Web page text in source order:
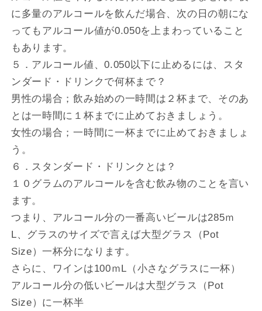
に多量のアルコールを飲んだ場合、次の日の朝にな
ってもアルコール値が0.050を上まわっていること
もあります。
５．アルコール値、0.050以下に止めるには、スタ
ンダード・ドリンクで何杯まで？
男性の場合；飲み始めの一時間は２杯まで、そのあ
とは一時間に１杯までに止めておきましょう。
女性の場合；一時間に一杯までに止めておきましょ
う。
６．スタンダード・ドリンクとは？
１０グラムのアルコールを含む飲み物のことを言い
ます。
つまり、アルコール分の一番高いビールは285ｍ
L、グラスのサイズで言えば大型グラス（Pot
Size）一杯分になります。
さらに、ワインは100ｍL（小さなグラスに一杯）
アルコール分の低いビールは大型グラス（Pot
Size）に一杯半